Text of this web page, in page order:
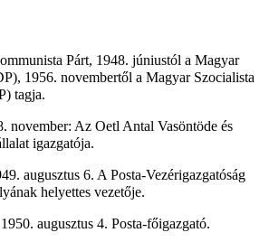
Párt, 1948. júniustól a Magyar
1956. novembertől a Magyar Szocialista
tagja.
november: Az Oetl Antal Vasöntöde és
igazgatója.
augusztus 6. A Posta-Vezérigazgatóság
helyettes vezetője.
augusztus 4. Posta-főigazgató.